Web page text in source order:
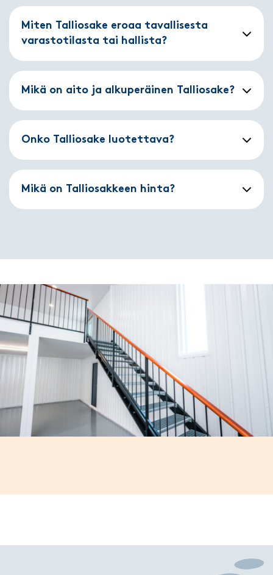
Miten Talliosake eroaa tavallisesta
varastotilasta tai hallista?
Mikä on aito ja alkuperäinen Talliosake?
Onko Talliosake luotettava?
Mikä on Talliosakkeen hinta?